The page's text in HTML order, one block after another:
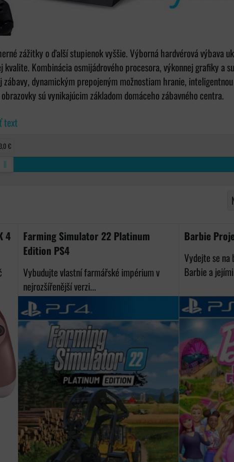
zážitky o ďalší stupienok vyššie. Výborná hardvérová výbava
kvalite. Kombinácia osmijádrového procesora, výkonnej grafiky a
dynamickým prepojeným možnostiam hranie,
sú vynikajúcim základom domáceho zábavného centra.
text
€
4
Farming Simulator 22 Platinum
Edition PS4
Vybudujte vlastní farmářské impérium v
nejrozšířenější verzi...
Barbie
Vydejte se na
Barbie a